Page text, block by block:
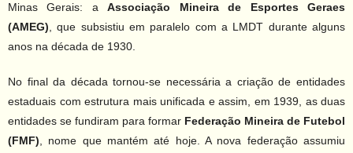
Minas Gerais: aAssociação Mineira de Esportes Geraes
(AMEG), que subsistiu em paralelo com a LMDT durante alguns
anos na década de 1930.
No final da década tornou-se necessária a criação de entidades
estaduais com estrutura mais unificada e assim, em 1939, as duas
entidades se fundiram para formar Federação Mineira de Futebol
(FMF), nome que mantém até hoje. A nova federação assumiu